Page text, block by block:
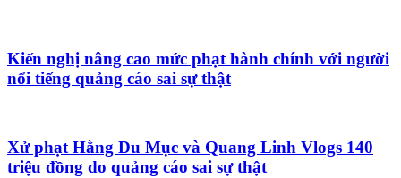
Kiến nghị nâng cao mức phạt hành chính với người
nổi tiếng quảng cáo sai sự thật
Xử phạt Hằng Du Mục và Quang Linh Vlogs 140
triệu đồng do quảng cáo sai sự thật